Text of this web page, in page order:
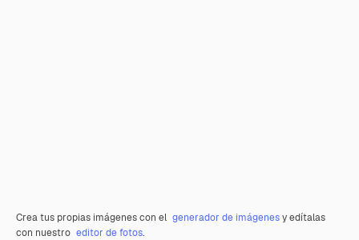
Crea tus propias imágenes con el generador de imágenesy edítalas
con nuestro editor de fotos.